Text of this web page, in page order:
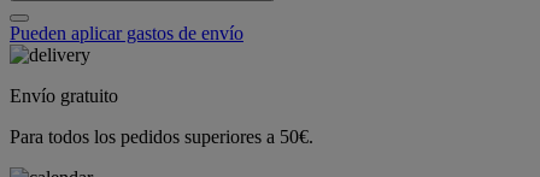
Pueden aplicar gastos de envío
Envío gratuito
Para todos los pedidos superiores a 50€.